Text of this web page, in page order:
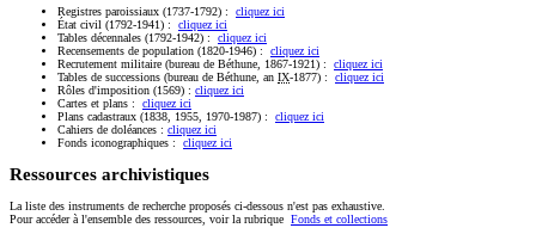
Registres paroissiaux (1737-1792) : cliquez ici
État civil (1792-1941) : cliquez ici
Tables décennales (1792-1942) : cliquez ici
Recensements de population (1820-1946) : cliquez ici
Recrutement militaire (bureau de Béthune, 1867-1921) : cliquez ici
Tables de successions (bureau de Béthune, an IX-1877) : cliquez ici
Rôles d'imposition (1569) : cliquez ici
Cartes et plans : cliquez ici
Plans cadastraux (1838, 1955, 1970-1987) : cliquez ici
Cahiers de doléances : cliquez ici
Fonds iconographiques : cliquez ici
Ressources archivistiques
La liste des instruments de recherche proposés ci-dessous n'est pas exhaustive.
Pour accéder à l'ensemble des ressources, voir la rubrique Fonds et collections